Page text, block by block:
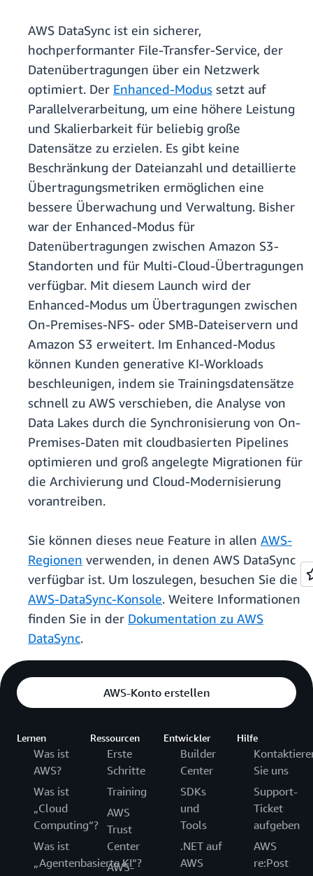
AWS DataSync ist ein sicherer,
hochperformanter File-Transfer-Service, der
Datenübertragungen über ein Netzwerk
optimiert. Der Enhanced-Modus setzt auf
Parallelverarbeitung, um eine höhere Leistung
und Skalierbarkeit für beliebig große
Datensätze zu erzielen. Es gibt keine
Beschränkung der Dateianzahl und detaillierte
Übertragungsmetriken ermöglichen eine
bessere Überwachung und Verwaltung. Bisher
war der Enhanced-Modus für
Datenübertragungen zwischen Amazon S3-
Standorten und für Multi-Cloud-Übertragungen
verfügbar. Mit diesem Launch wird der
Enhanced-Modus um Übertragungen zwischen
On-Premises-NFS- oder SMB-Dateiservern und
Amazon S3 erweitert. Im Enhanced-Modus
können Kunden generative KI-Workloads
beschleunigen, indem sie Trainingsdatensätze
schnell zu AWS verschieben, die Analyse von
Data Lakes durch die Synchronisierung von On-
Premises-Daten mit cloudbasierten Pipelines
optimieren und groß angelegte Migrationen für
die Archivierung und Cloud-Modernisierung
vorantreiben.
Sie können dieses neue Feature in allen AWS-
Regionen verwenden, in denen AWS DataSync
verfügbar ist. Um loszulegen, besuchen Sie die
AWS-DataSync-Konsole. Weitere Informationen
finden Sie in der Dokumentation zu AWS
DataSync.
AWS-Konto erstellen
Lernen
Was ist
AWS?
Was ist
„Cloud
Computing“?
Was ist
„Agentenbasierte KI“?
Ressourcen
Erste
Schritte
Training
AWS
Trust
Center
AWS-
Entwickler
Builder
Center
SDKs
und
Tools
.NET auf
AWS
Hilfe
Sie uns
Support-
Ticket
aufgeben
AWS
re:Post